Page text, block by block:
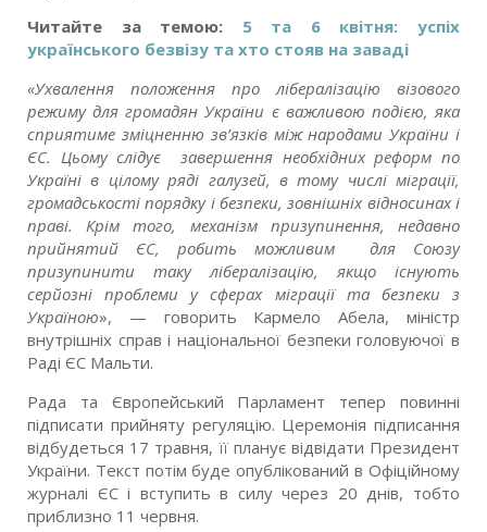
Читайте за темою: 5 та 6 квітня: успіх
українського безвізу та хто стояв на заваді
«Ухвалення положення про лібералізацію візового
режиму для громадян України є важливою подією, яка
сприятиме зміцненню зв’язків між народами України і
ЄС. Цьому слідує завершення необхідних реформ по
Україні в цілому ряді галузей, в тому числі міграції,
громадськості порядку і безпеки, зовнішніх відносинах і
праві. Крім того, механізм призупинення, недавно
прийнятий ЄС, робить можливим для Союзу
призупинити таку лібералізацію, якщо існують
серйозні проблеми у сферах міграції та безпеки з
Україною», — говорить Кармело Абела, міністр
внутрішніх справ і національної безпеки головуючої в
Раді ЄС Мальти.
Рада та Європейський Парламент тепер повинні
підписати прийняту регуляцію. Церемонія підписання
відбудеться 17 травня, її планує відвідати Президент
України. Текст потім буде опублікований в Офіційному
журналі ЄС і вступить в силу через 20 днів, тобто
приблизно 11 червня.